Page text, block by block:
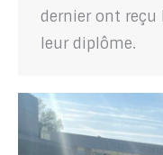
dernier ont reçu
leur diplôme.